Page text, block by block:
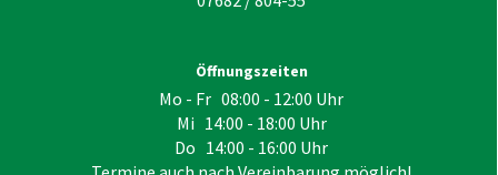
Öffnungszeiten
Mo - Fr 08:00 - 12:00 Uhr
Mi 14:00 - 18:00 Uhr
Do 14:00 - 16:00 Uhr